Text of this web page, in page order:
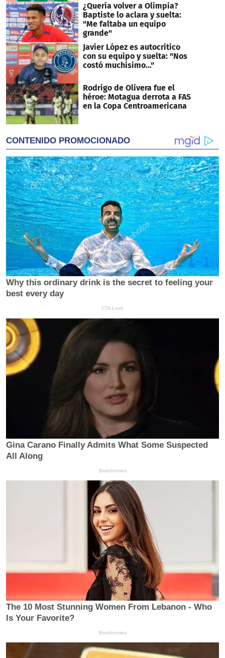
¿Quería volver a Olimpia?
Baptiste lo aclara y suelta:
"Me faltaba un equipo
grande"
Javier López es autocrítico
con su equipo y suelta: "Nos
costó muchísimo..."
Rodrigo de Olivera fue el
héroe: Motagua derrota a FAS
en la Copa Centroamericana